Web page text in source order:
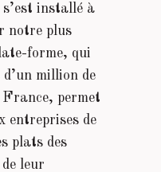
installé à
notre plus
forme, qui
million de
France, permet
entreprises de
plats des
leur